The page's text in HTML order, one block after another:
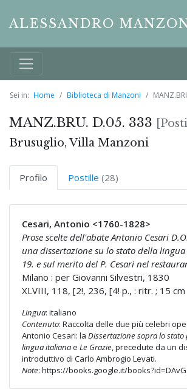
ALESSANDRO
Sei in: Home Biblioteca di Manzoni
MANZ.BRU. D.05. 333
Brusuglio, Villa Manzoni
Profilo Postille (28)
Cesari, Antonio <1760-1828>
Prose scelte dell'abate Antonio Cesari
una dissertazione su lo stato della
19. e sul merito del P. Cesari nel
Milano : per Giovanni Silvestri, 1830
XLVIII, 118, [2!, 236, [4! p., : ritr. ; 15 cm
Lingua: italiano
Contenuto: Raccolta delle due più celebri
Antonio Cesari: la Dissertazione sopra lo
lingua italianae Le Grazie, precedute da un
introduttivo di Carlo Ambrogio Levati.
Note: https://books.google.it/